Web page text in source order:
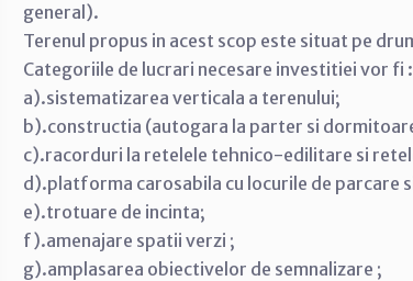
general).
Terenul propus in acest scop este situat pe
Categoriile de lucrari necesare investitiei vor fi :
a).sistematizarea verticala a terenului;
b).constructia (autogara la parter si
c).racorduri la retelele tehnico-edilitare si
d).platforma carosabila cu locurile de parcare
e).trotuare de incinta;
f).amenajare spatii verzi ;
g).amplasarea obiectivelor de semnalizare ;